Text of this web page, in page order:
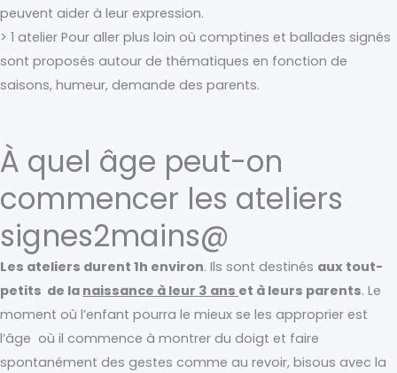
peuvent aider à leur expression.
> 1 atelier Pour aller plus loin où comptines et ballades signés
sont proposés autour de thématiques en fonction de
saisons, humeur, demande des parents.
À quel âge peut-on
commencer les ateliers
signes2mains@
Les ateliers durent 1h environ. Ils sont destinés aux tout-
petits de la naissance à leur 3 ans et à leurs parents. Le
moment où l’enfant pourra le mieux se les approprier est
l’âge où il commence à montrer du doigt et faire
spontanément des gestes comme au revoir, bisous avec la